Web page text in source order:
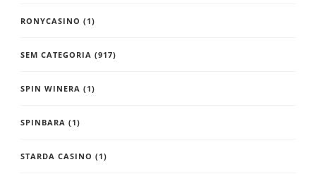
RONYCASINO (1)
SEM CATEGORIA (917)
SPIN WINERA (1)
SPINBARA (1)
STARDA CASINO (1)